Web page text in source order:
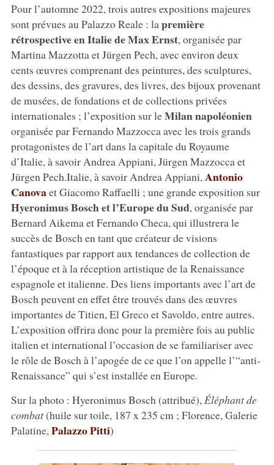
Pour l’automne 2022, trois autres expositions majeures
sont prévues au Palazzo Reale : la première
rétrospective en Italie de Max Ernst, organisée par
Martina Mazzotta et Jürgen Pech, avec environ deux
cents œuvres comprenant des peintures, des sculptures,
des dessins, des gravures, des livres, des bijoux provenant
de musées, de fondations et de collections privées
internationales ; l’exposition sur leMilan napoléonien
organisée par Fernando Mazzocca avec les trois grands
protagonistes de l’art dans la capitale du Royaume
d’Italie, à savoir Andrea Appiani, Jürgen Mazzocca et
Jürgen Pech.Italie, à savoir Andrea Appiani, Antonio
Canovaet Giacomo Raffaelli ; une grande exposition sur
Hyeronimus Bosch et l’Europe du Sud, organisée par
Bernard Aikema et Fernando Checa, qui illustrera le
succès de Bosch en tant que créateur de visions
fantastiques par rapport aux tendances de collection de
l’époque et à la réception artistique de la Renaissance
espagnole et italienne. Des liens importants avec l’art de
Bosch peuvent en effet être trouvés dans des œuvres
importantes de Titien, El Greco et Savoldo, entre autres.
L’exposition offrira donc pour la première fois au public
italien et international l’occasion de se familiariser avec
le rôle de Bosch à l’apogée de ce que l’on appelle l’“anti-
Renaissance” qui s’est installée en Europe.
Sur la photo : Hyeronimus Bosch (attribué), Éléphant de
combat(huile sur toile, 187 x 235 cm ; Florence, Galerie
Palatine, Palazzo Pitti)